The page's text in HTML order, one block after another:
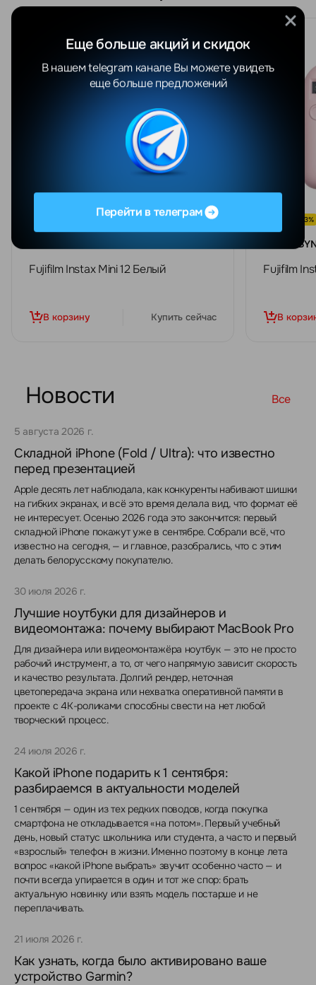
568
Fujifilm Instax Mini 12 Белый
В корзину Купить сейчас
СКИДКА -23%
412
Fujifilm
В
Новости Все
5 августа 2026 г.
Складной iPhone (Fold / Ultra): что известно
перед презентацией
Apple десять лет наблюдала, как конкуренты набивают шишки
на гибких экранах, и всё это время делала вид, что формат её
не интересует. Осенью 2026 года это закончится: первый
складной iPhone покажут уже в сентябре. Собрали всё, что
известно на сегодня, — и главное, разобрались, что с этим
делать белорусскому покупателю.
30 июля 2026 г.
Лучшие ноутбуки для дизайнеров и
видеомонтажа: почему выбирают MacBook Pro
Для дизайнера или видеомонтажёра ноутбук — это не просто
рабочий инструмент, а то, от чего напрямую зависит скорость
и качество результата. Долгий рендер, неточная
цветопередача экрана или нехватка оперативной памяти в
проекте с 4K-роликами способны свести на нет любой
творческий процесс.
24 июля 2026 г.
Какой iPhone подарить к 1 сентября:
разбираемся в актуальности моделей
1 сентября — один из тех редких поводов, когда покупка
смартфона не откладывается «на потом». Первый учебный
день, новый статус школьника или студента, а часто и первый
«взрослый» телефон в жизни. Именно поэтому в конце лета
вопрос «какой iPhone выбрать» звучит особенно часто — и
почти всегда упирается в один и тот же спор: брать
актуальную новинку или взять модель постарше и не
переплачивать.
21 июля 2026 г.
Как узнать, когда было активировано ваше
устройство Garmin?
Перейти в телеграм
Еще больше акций и скидок
В нашем telegram канале Вы можете увидеть
еще больше предложений